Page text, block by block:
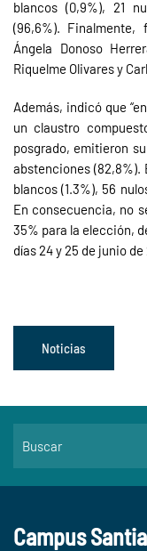
blancos (0,9%), 21
(96,6%). Finalmente,
Ángela Donoso
Riquelme Olivares y
Además, indicó que
un claustro
posgrado, emitieron su
abstenciones
blancos (1.3%), 56
En consecuencia, no
35% para la elección,
días 24 y 25 de junio de
Noticias
Campus